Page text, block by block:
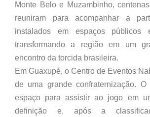
Monte Belo e Muzambinho,
reuniram para acompanhar a
instalados em espaços públicos
transformando a região em um
encontro da torcida brasileira.
Em Guaxupé, o Centro de Eventos
de uma grande confraternização.
espaço para assistir ao jogo em
definição e, após a